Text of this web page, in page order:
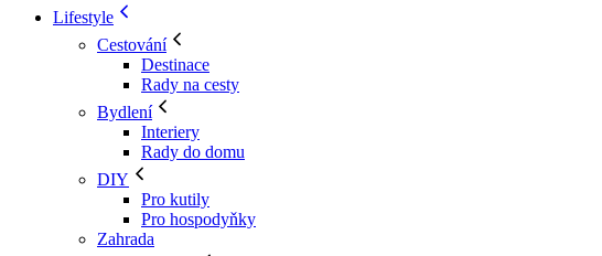
Lifestyle
Cestování
Destinace
Rady na cesty
Bydlení
Interiery
Rady do domu
DIY
Pro kutily
Pro hospodyňky
Zahrada